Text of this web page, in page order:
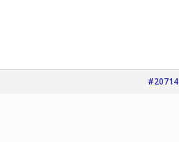
#20714